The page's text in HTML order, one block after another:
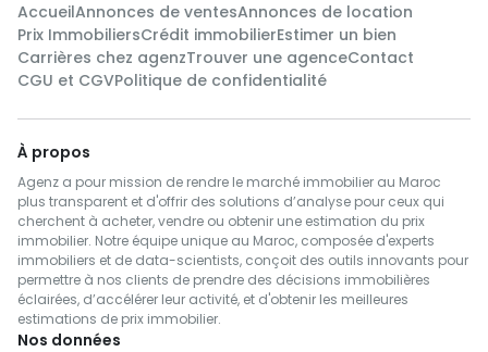
AccueilAnnonces de ventesAnnonces de location
Prix ImmobiliersCrédit immobilierEstimer un bien
Carrières chez agenzTrouver une agenceContact
CGU et CGVPolitique de confidentialité
À propos
Agenz a pour mission de rendre le marché immobilier au Maroc
plus transparent et d'offrir des solutions d’analyse pour ceux qui
cherchent à acheter, vendre ou obtenir une estimation du prix
immobilier. Notre équipe unique au Maroc, composée d'experts
immobiliers et de data-scientists, conçoit des outils innovants pour
permettre à nos clients de prendre des décisions immobilières
éclairées, d’accélérer leur activité, et d'obtenir les meilleures
estimations de prix immobilier.
Nos données